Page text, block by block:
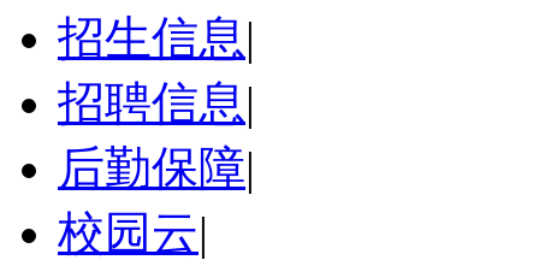
招生信息|
招聘信息|
后勤保障|
校园云|